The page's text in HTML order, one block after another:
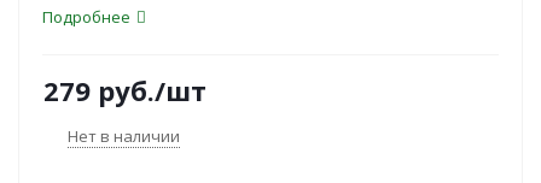
витаминов В3, В5, С, Е <b>восстанавливает
увлажнителей (гиалуроновая кислота, муцин
улитки, мочевина) <b>эффективно устраняет
Подробнее
279 руб./шт
Нет в наличии